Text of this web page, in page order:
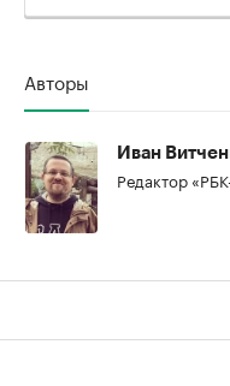
Авторы
Иван
Редактор